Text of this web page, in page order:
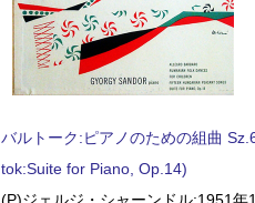
バルトーク:ピアノのための組曲
tok:Suite for Piano, Op.14)
(P)ジェルジ・シャーンドル:1951年